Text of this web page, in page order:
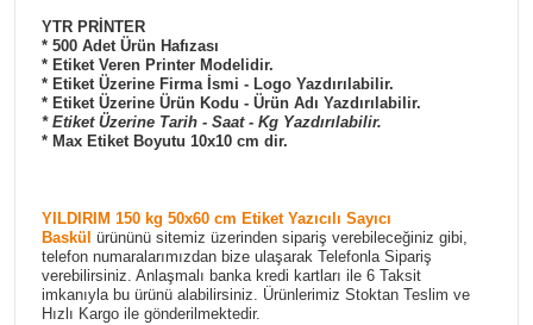
YTR PRİNTER
* 500 Adet Ürün Hafızası
* Etiket Veren Printer Modelidir.
* Etiket Üzerine Firma İsmi - Logo Yazdırılabilir.
* Etiket Üzerine Ürün Kodu - Ürün Adı Yazdırılabilir.
* Etiket Üzerine Tarih - Saat - Kg Yazdırılabilir.
* Max Etiket Boyutu 10x10 cm dir.
YILDIRIM 150 kg 50x60 cm Etiket Yazıcılı Sayıcı
Baskül ürününü sitemiz üzerinden sipariş verebileceğiniz gibi,
telefon numaralarımızdan bize ulaşarak Telefonla Sipariş
verebilirsiniz. Anlaşmalı banka kredi kartları ile 6 Taksit
imkanıyla bu ürünü alabilirsiniz. Ürünlerimiz Stoktan Teslim ve
Hızlı Kargo ile gönderilmektedir.